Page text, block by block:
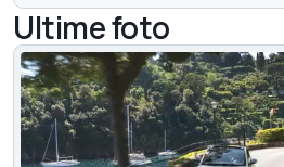
Ultime foto